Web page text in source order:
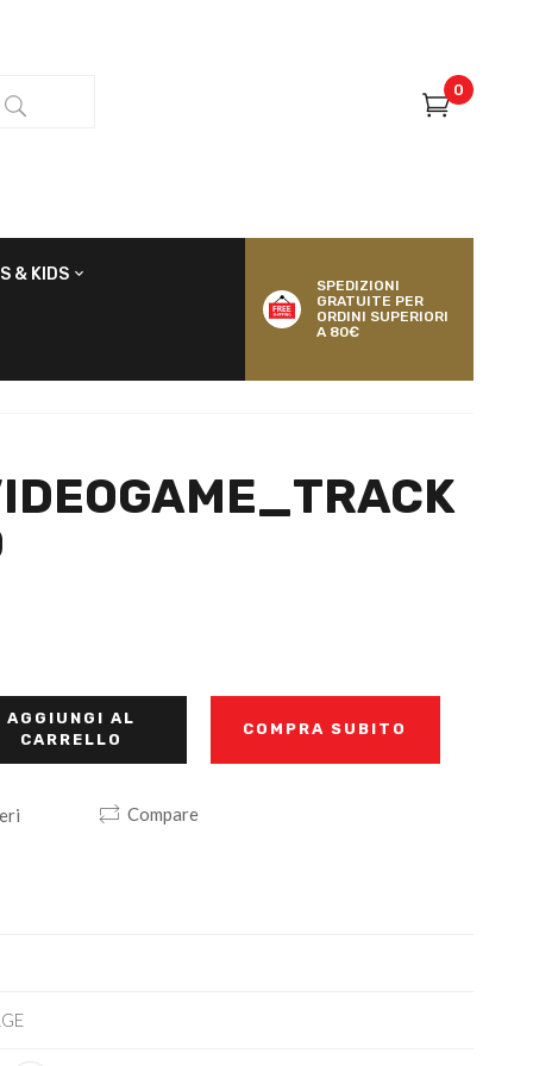
0
& KIDS
SPEDIZIONI
GRATUITE PER
ORDINI SUPERIORI
A 80€
AGGIUNGI AL
CARRELLO
COMPRA SUBITO
Compare